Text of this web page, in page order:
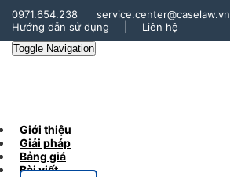
0971.654.238
service.center@caselaw.vn
Hướng dẫn sử dụng
Liên hệ
Toggle Navigation
Giới thiệu
Giải pháp
Bảng giá
Bài viết